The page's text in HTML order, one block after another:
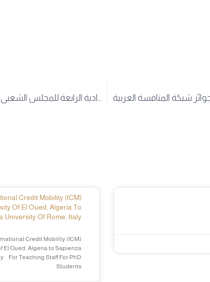
مدير جامعة الشهيد حمه لخضر الوادي يشارك في اشغال الدورة العادية الرابعة للمجلس الشعبي الولائي لسنة 2024 شبكة المنافسة العربية
Credit Mobility (ICM)
Of El Oued, Algeria To
University Of Rome, Italy
Credit Mobility (ICM)
El Oued, Algeria to Sapienza
For Teaching Staff For PhD
Students